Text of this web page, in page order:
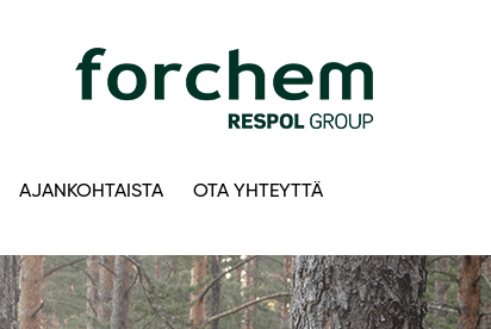
AJANKOHTAISTA OTA YHTEYTTÄ